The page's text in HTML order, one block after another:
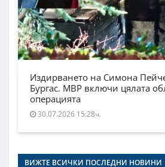
Издирването на Симона
Бургас. МВР включи цялата
операцията
30.07.2026 15:28ч.
ВИЖТЕ ВСИЧКИ ПОСЛЕДНИ НОВИНИ